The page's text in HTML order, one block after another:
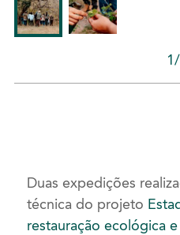
Duas expedições
técnica do projeto
restauração ecológica